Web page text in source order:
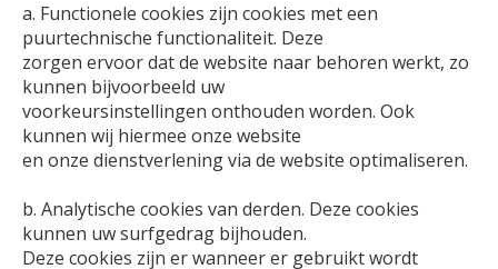
a. Functionele cookies zijn cookies met een
puurtechnische functionaliteit. Deze
zorgen ervoor dat de website naar behoren werkt, zo
kunnen bijvoorbeeld uw
voorkeursinstellingen onthouden worden. Ook
kunnen wij hiermee onze website
en onze dienstverlening via de website optimaliseren.
b. Analytische cookies van derden. Deze cookies
kunnen uw surfgedrag bijhouden.
Deze cookies zijn er wanneer er gebruikt wordt